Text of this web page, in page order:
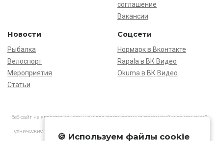
соглашение
Вакансии
Новости
Рыбалка
Велоспорт
Мероприятия
Статьи
Соцсети
Нормарк в Вконтакте
Rapala в ВК Видео
Okuma в ВК Видео
Веб-сайт не является основанием для предъявления претензий и рекламаций,
Технические характеристики товаров могут отличаться от указанных на сайте.
🍪 Используем файлы cookie